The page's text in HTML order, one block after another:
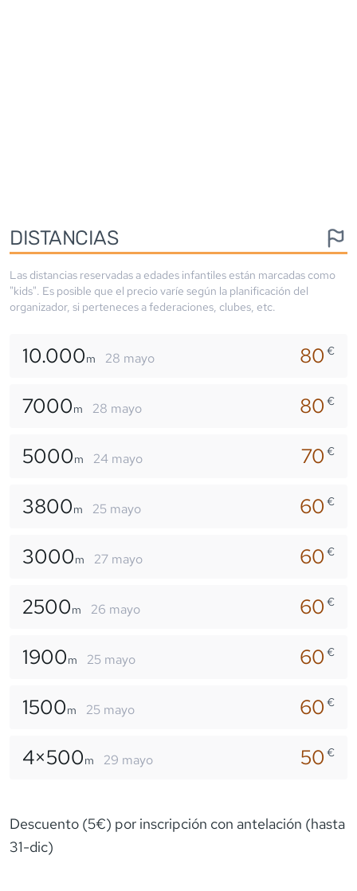
DISTANCIAS
Las distancias reservadas a edades infantiles están marcadas como
"kids". Es posible que el precio varíe según la planificación del
organizador, si perteneces a federaciones, clubes, etc.
10.000m 28 mayo 80€
7000m 28 mayo 80€
5000m 24 mayo 70€
3800m 25 mayo 60€
3000m 27 mayo 60€
2500m 26 mayo 60€
1900m 25 mayo 60€
1500m 25 mayo 60€
4×500m 29 mayo 50€
Descuento (5€) por inscripción con antelación (hasta
31-dic)